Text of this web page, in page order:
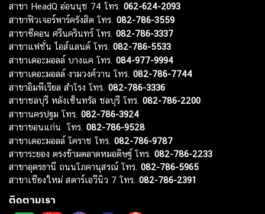
สาขา HeadQ อ่อนนุช 74 โทร. 062-624-2093
สาขาฟิวเจอร์พาร์ครังสิต โทร. 082-786-3559
สาขาซีคอน ศรีนครินทร์ โทร. 082-786-3337
สาขาแฟชั่น ไอส์แลนด์ โทร. 082-786-5533
สาขาเดอะมอลล์ บางแค โทร. 084-977-9994
สาขาเดอะมอลล์ งามวงศ์วาน โทร. 082-786-7744
สาขาอิมพีเรียล สำโรง โทร. 082-786-3336
สาขาชลบุรี หลังเซ็นทรัล ชลบุรี โทร. 082-786-2200
สาขานครปฐม โทร. 082-786-3924
สาขาขอนแก่น โทร. 082-786-9528
สาขาเดอะมอลล์ โคราช โทร. 082-786-9787
สาขาระยอง ตรงข้ามตลาดหมอดิษฐ์ โทร. 082-786-2233
สาขาอุดรธานี ถนนโภคานุสรณ์ โทร. 082-786-5965
สาขาเชียงใหม่ สตาร์เอวีนิว 7 โทร. 082-786-2391
ติดตามเรา